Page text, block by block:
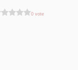
0 vote